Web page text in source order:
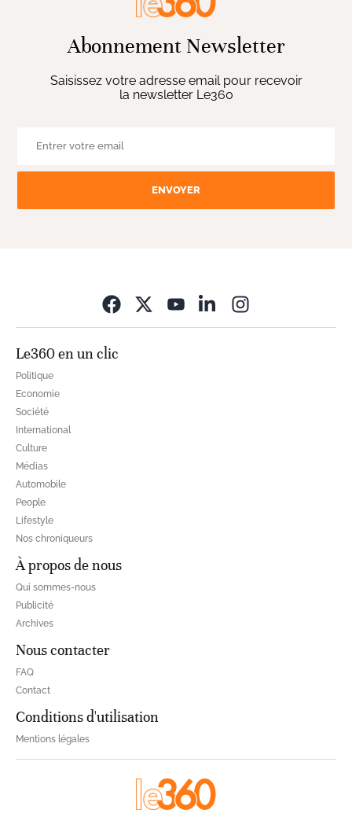
Abonnement Newsletter
Saisissez votre adresse email pour recevoir
la newsletter Le360
ENVOYER
Le360 en un clic
Politique
Economie
Société
International
Culture
Médias
Automobile
People
Lifestyle
Nos chroniqueurs
À propos de nous
Qui sommes-nous
Publicité
Archives
Nous contacter
FAQ
Contact
Conditions d'utilisation
Mentions légales